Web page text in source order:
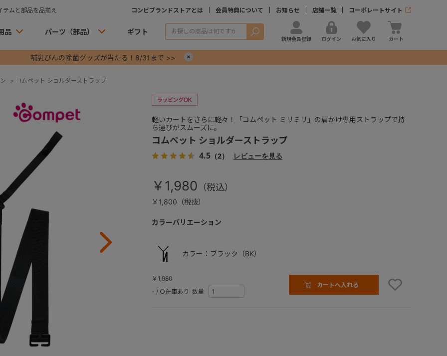
ムと部品を品揃え コンビブランドストアとは 会員特典について お知らせ 店舗一覧 コーポレートサイト
品 パーツ（部品） ギフト 検索
新規会員登録 ログイン お気に入り カート
哺乳びんの除菌グッズが当たる！8/31まで >>
> コムペット ショルダーストラップ
軽いカートをさらに軽々！「コムペット ミリミリ」の肩かけ専用ストラップで持
ち運びがスムーズに。
コムペット ショルダーストラップ
4.5 （2） レビューを見る
￥1,980
￥1,800（税抜）
カラーバリエーション
カラー：ブラック（BK）
￥1,980
- / ○在庫あり 数量
カートへ入れる